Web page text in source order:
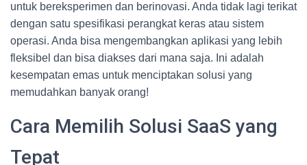
untuk bereksperimen dan berinovasi. Anda tidak lagi terikat
dengan satu spesifikasi perangkat keras atau sistem
operasi. Anda bisa mengembangkan aplikasi yang lebih
fleksibel dan bisa diakses dari mana saja. Ini adalah
kesempatan emas untuk menciptakan solusi yang
memudahkan banyak orang!
Cara Memilih Solusi SaaS yang
Tepat